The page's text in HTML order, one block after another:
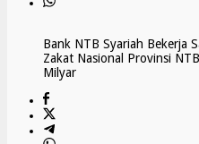
Bank NTB Syariah Bekerja
Zakat Nasional Provinsi
Milyar